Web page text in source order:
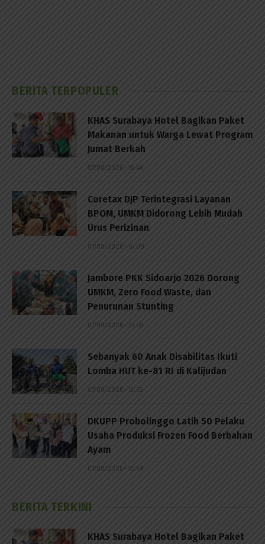
BERITA TERPOPULER
KHAS Surabaya Hotel Bagikan Paket
Makanan untuk Warga Lewat Program
Jumat Berkah
07/08/2026 - 16:46
Coretax DJP Terintegrasi Layanan
BPOM, UMKM Didorong Lebih Mudah
Urus Perizinan
07/08/2026 - 16:09
Jambore PKK Sidoarjo 2026 Dorong
UMKM, Zero Food Waste, dan
Penurunan Stunting
07/08/2026 - 15:59
Sebanyak 60 Anak Disabilitas Ikuti
Lomba HUT ke-81 RI di Kalijudan
07/08/2026 - 15:53
DKUPP Probolinggo Latih 50 Pelaku
Usaha Produksi Frozen Food Berbahan
Ayam
07/08/2026 - 15:49
BERITA TERKINI
KHAS Surabaya Hotel Bagikan Paket